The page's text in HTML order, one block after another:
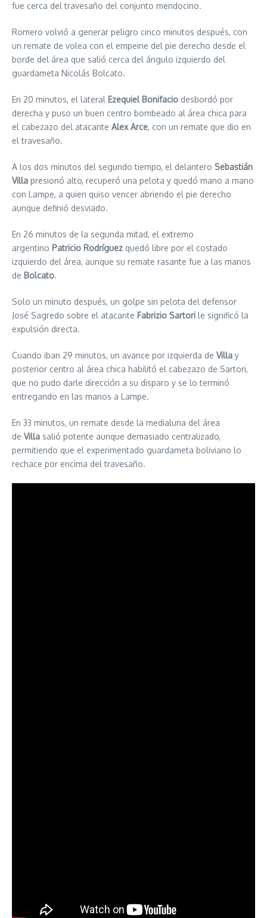
fue cerca del travesaño del conjunto mendocino.
Romero volvió a generar peligro cinco minutos después, con
un remate de volea con el empeine del pie derecho desde el
borde del área que salió cerca del ángulo izquierdo del
guardameta Nicolás Bolcato.
En 20 minutos, el lateral Ezequiel Bonifacio desbordó por
derecha y puso un buen centro bombeado al área chica para
el cabezazo del atacante Alex Arce, con un remate que dio en
el travesaño.
A los dos minutos del segundo tiempo, el delantero Sebastián
Villa presionó alto, recuperó una pelota y quedó mano a mano
con Lampe, a quien quiso vencer abriendo el pie derecho
aunque definió desviado.
En 26 minutos de la segunda mitad, el extremo
argentino Patricio Rodríguez quedó libre por el costado
izquierdo del área, aunque su remate rasante fue a las manos
de Bolcato.
Solo un minuto después, un golpe sin pelota del defensor
José Sagredo sobre el atacante Fabrizio Sartori le significó la
expulsión directa.
Cuando iban 29 minutos, un avance por izquierda de Villa y
posterior centro al área chica habilitó el cabezazo de Sartori,
que no pudo darle dirección a su disparo y se lo terminó
entregando en las manos a Lampe.
En 33 minutos, un remate desde la medialuna del área
de Villa salió potente aunque demasiado centralizado,
permitiendo que el experimentado guardameta boliviano lo
rechace por encima del travesaño.